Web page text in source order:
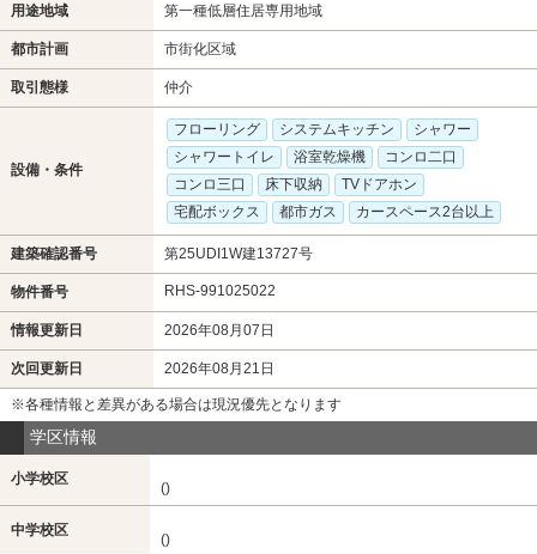
用途地域 第一種低層住居専用地域
都市計画 市街化区域
取引態様 仲介
設備・条件
フローリング システムキッチン
シャワー
シャワートイレ
浴室乾燥機
コンロ二口
コンロ三口
床下収納
TVドアホン
宅配ボックス
都市ガス カースペース2台以上
建築確認番号 第25UDI1W建13727号
物件番号 RHS-991025022
情報更新日 2026年08月07日
次回更新日 2026年08月21日
※各種情報と差異がある場合は現況優先となります
学区情報
小学校区
()
中学校区
()